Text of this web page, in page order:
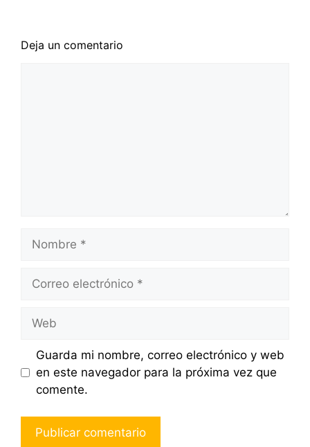
Deja un comentario
Nombre
Correo
Web
Guarda mi nombre, correo electrónico y web
en este navegador para la próxima vez que
comente.